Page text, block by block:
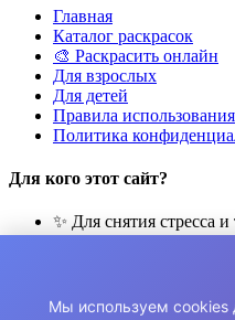
Главная
Каталог раскрасок
🎨 Раскрасить онлайн
Для взрослых
Для детей
Правила использования
Политика
Для кого этот сайт?
✨ Для снятия стресса и
🧘 Для медитации и
👨‍👩‍👧‍👦 Для семейного
Мы используем cookies